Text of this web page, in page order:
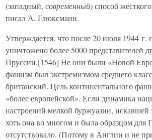
(западный, современный)способ
писал А. Глюксманн.
Утверждается, что после 20 июля 1944 г.
уничтожено более 5000 представителей
Пруссии.[1546] Не они были «Новой
фашизм был экстремизмом среднего
британский. Цель континентального
«более европейской». Если динамика
настроений мелкой буржуазии,
хоть она во многом и была образцом для
отсутствовало. (Потому в Англии и не